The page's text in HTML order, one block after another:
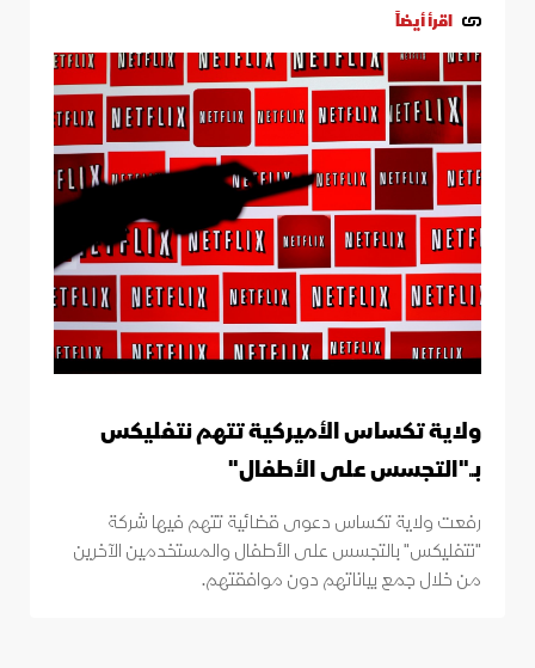
اقرأ أيضاً
ولاية تكساس الأميركية تتهم نتفليكس
بــ"التجسس على الأطفال"
رفعت ولاية تكساس دعوى قضائية تتهم فيها شركة
"نتفليكس" بالتجسس على الأطفال والمستخدمين الآخرين
من خلال جمع بياناتهم دون موافقتهم.